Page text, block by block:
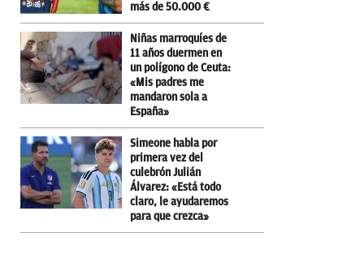
más de 50.000 €
Niñas marroquíes de
11 años duermen en
un polígono de Ceuta:
«Mis padres me
mandaron sola a
España»
Simeone habla por
primera vez del
culebrón Julián
Álvarez: «Está todo
claro, le ayudaremos
para que crezca»